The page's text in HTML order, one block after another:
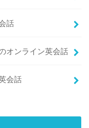
話
オンライン英会話
会話